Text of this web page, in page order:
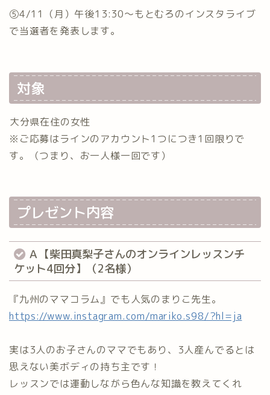
⑤4/11（月）午後13:30〜もとむろのインスタライブ
で当選者を発表します。
⁡対象
⁡大分県在住の女性⁡
※ご応募はラインのアカウント1つにつき1回限りで
す。（つまり、お一人様一回です）⁡
⁡プレゼント内容
Ａ【柴田真梨子さんのオンラインレッスンチ
ケット4回分】（2名様）⁡
『九州のママコラム』でも人気のまりこ先生。
https://www.instagram.com/mariko.s98/?hl=ja
実は3人のお子さんのママでもあり、3人産んでるとは
思えない美ボディの持ち主です！
レッスンでは運動しながら色んな知識を教えてくれ